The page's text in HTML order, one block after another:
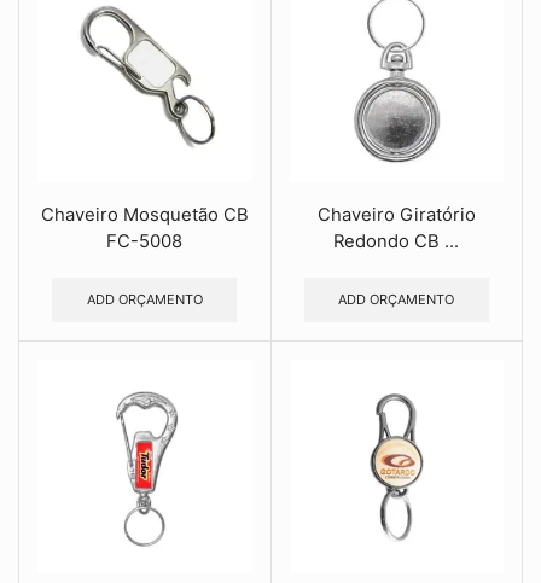
Chaveiro Mosquetão CB
FC-5008
ADD ORÇAMENTO
Chaveiro Giratório
Redondo CB ...
ADD ORÇAMENTO